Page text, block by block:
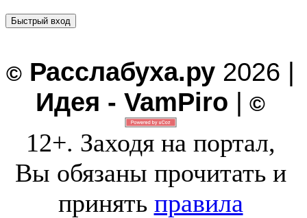
© Расслабуха.ру 2026 |
Идея - VamPiro | ©
12+. Заходя на портал,
Вы обязаны прочитать и
принять правила